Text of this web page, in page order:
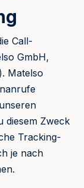
Call-
GmbH,
Matelso
diesem Zweck
Tracking-
je nach